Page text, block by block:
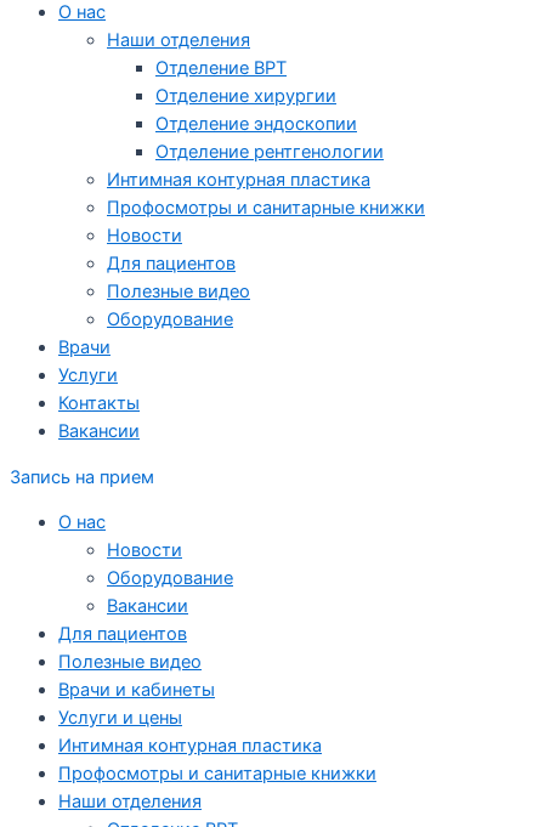
О нас
Наши отделения
Отделение ВРТ
Отделение хирургии
Отделение эндоскопии
Отделение рентгенологии
Интимная контурная пластика
Профосмотры и санитарные книжки
Новости
Для пациентов
Полезные видео
Оборудование
Врачи
Услуги
Контакты
Вакансии
Запись на прием
О нас
Новости
Оборудование
Вакансии
Для пациентов
Полезные видео
Врачи и кабинеты
Услуги и цены
Интимная контурная пластика
Профосмотры и санитарные книжки
Наши отделения